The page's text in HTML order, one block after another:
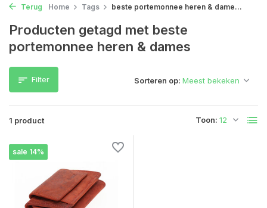
Terug Home Tags beste portemonnee heren & dame...
Producten getagd met beste
portemonnee heren & dames
Filter
1 product Toon:
Sorteren op:
sale 14%